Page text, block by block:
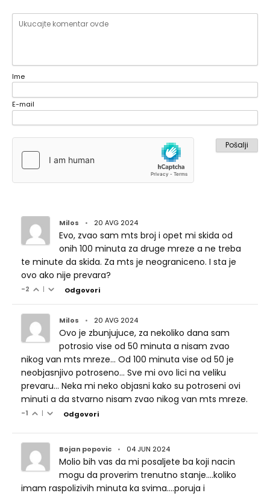
Ime
E-mail
Milos • 20 AVG 2024
Evo, zvao sam mts broj i opet mi skida od
onih 100 minuta za druge mreze a ne treba
te minute da skida. Za mts je neograniceno. I sta je
ovo ako nije prevara?
-2 | Odgovori
Milos • 20 AVG 2024
Ovo je zbunjujuce, za nekoliko dana sam
potrosio vise od 50 minuta a nisam zvao
nikog van mts mreze... Od 100 minuta vise od 50 je
neobjasnjivo potroseno... Sve mi ovo lici na veliku
prevaru... Neka mi neko objasni kako su potroseni ovi
minuti a da stvarno nisam zvao nikog van mts mreze.
-1 | Odgovori
Bojan popovic • 04 JUN 2024
Molio bih vas da mi posaljete ba koji nacin
mogu da proverim trenutno stanje....koliko
imam raspolizivih minuta ka svima....poruja i